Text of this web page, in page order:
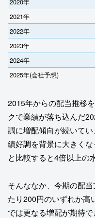
2021年
2022年
2023年
2024年
2025年(会社予想)
2015年からの配当推移
クで業績が落ち込んだ
調に増配傾向が続いて
績好調を背景に大きく
と比較すると4倍以上の
そんななか、今期の配
たり200円のいずれか高
では更なる増配が期待で